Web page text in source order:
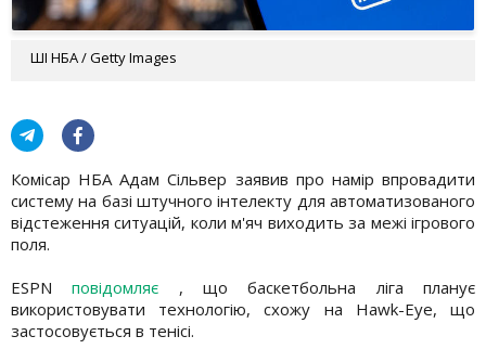
ШІ НБА / Getty Images
Комісар НБА Адам Сільвер заявив про намір впровадити
систему на базі штучного інтелекту для автоматизованого
відстеження ситуацій, коли м'яч виходить за межі ігрового
поля.
ESPNповідомляє , що баскетбольна ліга планує
використовувати технологію, схожу на Hawk-Eye, що
застосовується в тенісі.